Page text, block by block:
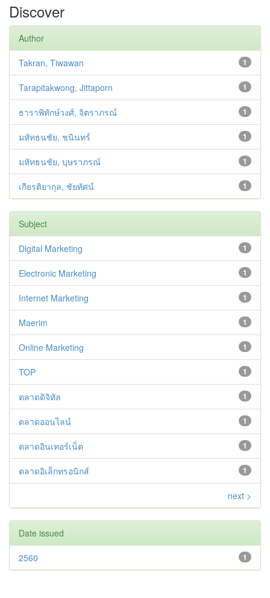
Discover
Author
1
Takran, Tiwawan
1
Tarapitakwong, Jittaporn
1
ธาราพิทักษ์วงศ์, จิตราภรณ์
1
มหัทธนชัย, ชนินทร์
1
มหัทธนชัย, บุษราภรณ์
1
เกียรติยากุล, ชัยทัศน์
Subject
1
Digital Marketing
1
Electronic Marketing
1
Internet Marketing
1
Maerim
1
Online Marketing
1
TOP
1
ตลาดดิจิทัล
1
ตลาดออนไลน์
1
ตลาดอินเทอร์เน็ต
1
ตลาดอิเล็กทรอนิกส์
next >
Date issued
1
2560